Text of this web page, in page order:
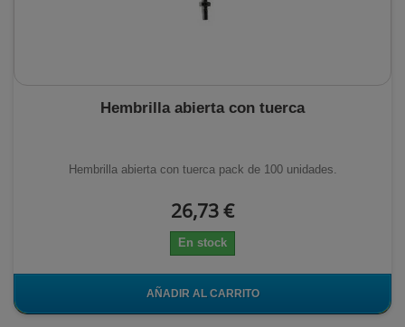
Hembrilla abierta con tuerca
Hembrilla abierta con tuerca pack de 100 unidades.
26,73 €
En stock
AÑADIR AL CARRITO